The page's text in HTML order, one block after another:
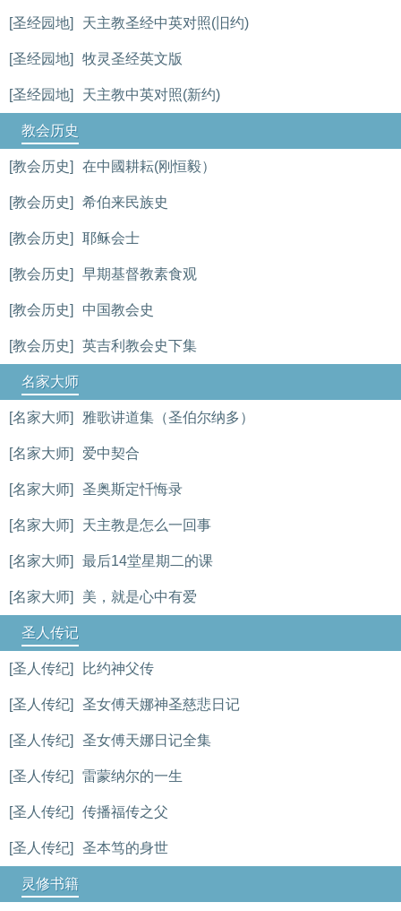
[圣经园地] 天主教圣经中英对照(旧约)
[圣经园地] 牧灵圣经英文版
[圣经园地] 天主教中英对照(新约)
教会历史
[教会历史] 在中國耕耘(刚恒毅）
[教会历史] 希伯来民族史
[教会历史] 耶稣会士
[教会历史] 早期基督教素食观
[教会历史] 中国教会史
[教会历史] 英吉利教会史下集
名家大师
[名家大师] 雅歌讲道集（圣伯尔纳多）
[名家大师] 爱中契合
[名家大师] 圣奥斯定忏悔录
[名家大师] 天主教是怎么一回事
[名家大师] 最后14堂星期二的课
[名家大师] 美，就是心中有爱
圣人传记
[圣人传纪] 比约神父传
[圣人传纪] 圣女傅天娜神圣慈悲日记
[圣人传纪] 圣女傅天娜日记全集
[圣人传纪] 雷蒙纳尔的一生
[圣人传纪] 传播福传之父
[圣人传纪] 圣本笃的身世
灵修书籍